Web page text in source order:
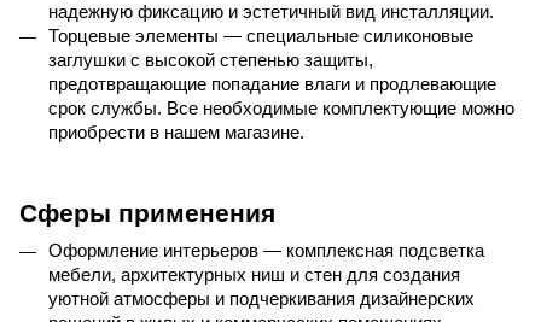
надежную фиксацию и эстетичный вид инсталляции.
Торцевые элементы — специальные силиконовые
заглушки с высокой степенью защиты,
предотвращающие попадание влаги и продлевающие
срок службы. Все необходимые комплектующие можно
приобрести в нашем магазине.
Сферы применения
Оформление интерьеров — комплексная подсветка
мебели, архитектурных ниш и стен для создания
уютной атмосферы и подчеркивания дизайнерских